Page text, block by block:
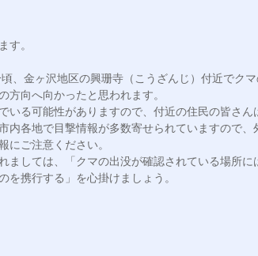
す。
、金ヶ沢地区の興珊寺（こうざんじ）付近でク
方向へ向かったと思われます。
いる可能性がありますので、付近の住民の皆さん
内各地で目撃情報が多数寄せられていますので、
にご注意ください。
ましては、「クマの出没が確認されている場所に